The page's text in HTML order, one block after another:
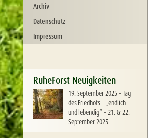
Archiv
Datenschutz
Impressum
RuheForst Neuigkeiten
19. September 2025–Tag
des Friedhofs – „endlich
und lebendig“ – 21. & 22.
September 2025